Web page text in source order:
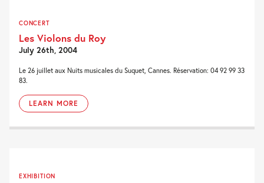
CONCERT
Les Violons du Roy
July 26th, 2004
Le 26 juillet aux Nuits musicales du Suquet, Cannes. Réservation: 04 92 99 33
83.
LEARN MORE
EXHIBITION